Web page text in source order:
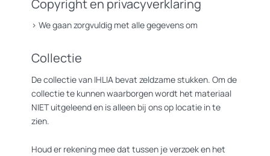
Copyright en privacyverklaring
> We gaan zorgvuldig met alle gegevens om
Collectie
De collectie van IHLIA bevat zeldzame stukken. Om de
collectie te kunnen waarborgen wordt het materiaal
NIET uitgeleend en is alleen bij ons op locatie in te
zien.
Houd er rekening mee dat tussen je verzoek en het